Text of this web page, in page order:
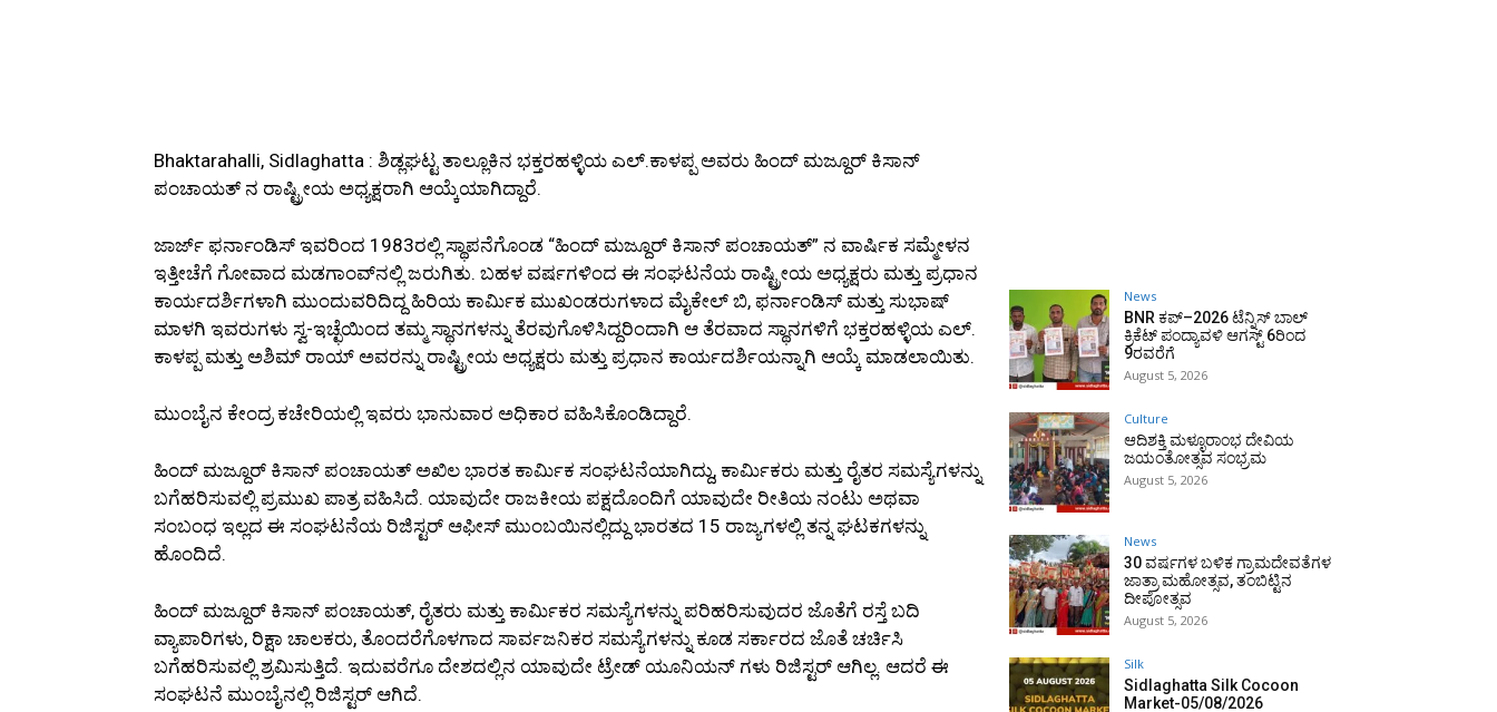
Bhaktarahalli, Sidlaghatta : ಶಿಡ್ಲಘಟ್ಟ ತಾಲ್ಲೂಕಿನ ಭಕ್ತರಹಳ್ಳಿಯ ಎಲ್.ಕಾಳಪ್ಪ ಅವರು ಹಿಂದ್ ಮಜ್ದೂರ್ ಕಿಸಾನ್
ಪಂಚಾಯತ್ ನ ರಾಷ್ಟ್ರೀಯ ಅಧ್ಯಕ್ಷರಾಗಿ ಆಯ್ಕೆಯಾಗಿದ್ದಾರೆ.
ಜಾರ್ಜ್ ಫರ್ನಾಂಡಿಸ್ ಇವರಿಂದ 1983ರಲ್ಲಿ ಸ್ಥಾಪನೆಗೊಂಡ “ಹಿಂದ್ ಮಜ್ದೂರ್ ಕಿಸಾನ್ ಪಂಚಾಯತ್” ನ ವಾರ್ಷಿಕ ಸಮ್ಮೇಳನ
ಇತ್ತೀಚೆಗೆ ಗೋವಾದ ಮಡಗಾಂವ್‌ನಲ್ಲಿ ಜರುಗಿತು. ಬಹಳ ವರ್ಷಗಳಿಂದ ಈ ಸಂಘಟನೆಯ ರಾಷ್ಟ್ರೀಯ ಅಧ್ಯಕ್ಷರು ಮತ್ತು ಪ್ರಧಾನ
ಕಾರ್ಯದರ್ಶಿಗಳಾಗಿ ಮುಂದುವರಿದಿದ್ದ ಹಿರಿಯ ಕಾರ್ಮಿಕ ಮುಖಂಡರುಗಳಾದ ಮೈಕೇಲ್ ಬಿ, ಫರ್ನಾಂಡಿಸ್ ಮತ್ತು ಸುಭಾಷ್
ಮಾಳಗಿ ಇವರುಗಳು ಸ್ವ-ಇಚ್ಛೆಯಿಂದ ತಮ್ಮ ಸ್ಥಾನಗಳನ್ನು ತೆರವುಗೊಳಿಸಿದ್ದರಿಂದಾಗಿ ಆ ತೆರವಾದ ಸ್ಥಾನಗಳಿಗೆ ಭಕ್ತರಹಳ್ಳಿಯ ಎಲ್.
ಕಾಳಪ್ಪ ಮತ್ತು ಅಶಿಮ್ ರಾಯ್ ಅವರನ್ನು ರಾಷ್ಟ್ರೀಯ ಅಧ್ಯಕ್ಷರು ಮತ್ತು ಪ್ರಧಾನ ಕಾರ್ಯದರ್ಶಿಯನ್ನಾಗಿ ಆಯ್ಕೆ ಮಾಡಲಾಯಿತು.
ಮುಂಬೈನ ಕೇಂದ್ರ ಕಚೇರಿಯಲ್ಲಿ ಇವರು ಭಾನುವಾರ ಅಧಿಕಾರ ವಹಿಸಿಕೊಂಡಿದ್ದಾರೆ.
ಹಿಂದ್ ಮಜ್ದೂರ್ ಕಿಸಾನ್ ಪಂಚಾಯತ್ ಅಖಿಲ ಭಾರತ ಕಾರ್ಮಿಕ ಸಂಘಟನೆಯಾಗಿದ್ದು, ಕಾರ್ಮಿಕರು ಮತ್ತು ರೈತರ ಸಮಸ್ಯೆಗಳನ್ನು
ಬಗೆಹರಿಸುವಲ್ಲಿ ಪ್ರಮುಖ ಪಾತ್ರ ವಹಿಸಿದೆ. ಯಾವುದೇ ರಾಜಕೀಯ ಪಕ್ಷದೊಂದಿಗೆ ಯಾವುದೇ ರೀತಿಯ ನಂಟು ಅಥವಾ
ಸಂಬಂಧ ಇಲ್ಲದ ಈ ಸಂಘಟನೆಯ ರಿಜಿಸ್ಟರ್ ಆಫೀಸ್ ಮುಂಬಯಿನಲ್ಲಿದ್ದು ಭಾರತದ 15 ರಾಜ್ಯಗಳಲ್ಲಿ ತನ್ನ ಘಟಕಗಳನ್ನು
ಹೊಂದಿದೆ.
ಹಿಂದ್ ಮಜ್ದೂರ್ ಕಿಸಾನ್ ಪಂಚಾಯತ್, ರೈತರು ಮತ್ತು ಕಾರ್ಮಿಕರ ಸಮಸ್ಯೆಗಳನ್ನು ಪರಿಹರಿಸುವುದರ ಜೊತೆಗೆ ರಸ್ತೆ ಬದಿ
ವ್ಯಾಪಾರಿಗಳು, ರಿಕ್ಷಾ ಚಾಲಕರು, ತೊಂದರೆಗೊಳಗಾದ ಸಾರ್ವಜನಿಕರ ಸಮಸ್ಯೆಗಳನ್ನು ಕೂಡ ಸರ್ಕಾರದ ಜೊತೆ ಚರ್ಚಿಸಿ
ಬಗೆಹರಿಸುವಲ್ಲಿ ಶ್ರಮಿಸುತ್ತಿದೆ. ಇದುವರೆಗೂ ದೇಶದಲ್ಲಿನ ಯಾವುದೇ ಟ್ರೇಡ್ ಯೂನಿಯನ್ ಗಳು ರಿಜಿಸ್ಟರ್ ಆಗಿಲ್ಲ. ಆದರೆ ಈ
ಸಂಘಟನೆ ಮುಂಬೈನಲ್ಲಿ ರಿಜಿಸ್ಟರ್ ಆಗಿದೆ.
News
BNR ಕಪ್–2026 ಟೆನ್ನಿಸ್ ಬಾಲ್
ಕ್ರಿಕೆಟ್ ಪಂದ್ಯಾವಳಿ ಆಗಸ್ಟ್ 6ರಿಂದ
9ರವರೆಗೆ
August 5, 2026
Culture
ಆದಿಶಕ್ತಿ ಮಳ್ಳೂರಾಂಭ ದೇವಿಯ
ಜಯಂತೋತ್ಸವ ಸಂಭ್ರಮ
August 5, 2026
News
30 ವರ್ಷಗಳ ಬಳಿಕ ಗ್ರಾಮದೇವತೆಗಳ
ಜಾತ್ರಾ ಮಹೋತ್ಸವ, ತಂಬಿಟ್ಟಿನ
ದೀಪೋತ್ಸವ
August 5, 2026
Silk
Sidlaghatta Silk Cocoon
Market-05/08/2026